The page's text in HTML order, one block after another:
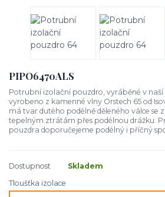
PIPO6470ALS
Potrubní izolační pouzdro, vyráběné v naší
vyrobeno z kamenné vlny Orstech 65 od
má tvar dutého podélně děleného válce se
tepelným ztrátám přes podélnou drážku.
pouzdra doporučejeme podélný i příčný
Dostupnost
Skladem
Tloušťka izolace